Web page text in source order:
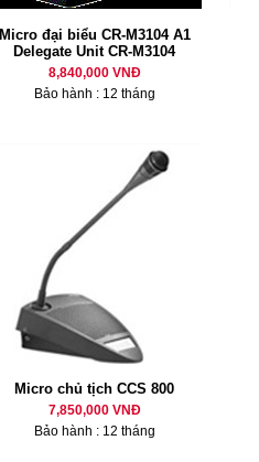
Micro đại biểu CR-M3104 A1
Delegate Unit CR-M3104
8,840,000 VNĐ
Bảo hành : 12 tháng
Micro chủ tịch CCS 800
7,850,000 VNĐ
Bảo hành : 12 tháng